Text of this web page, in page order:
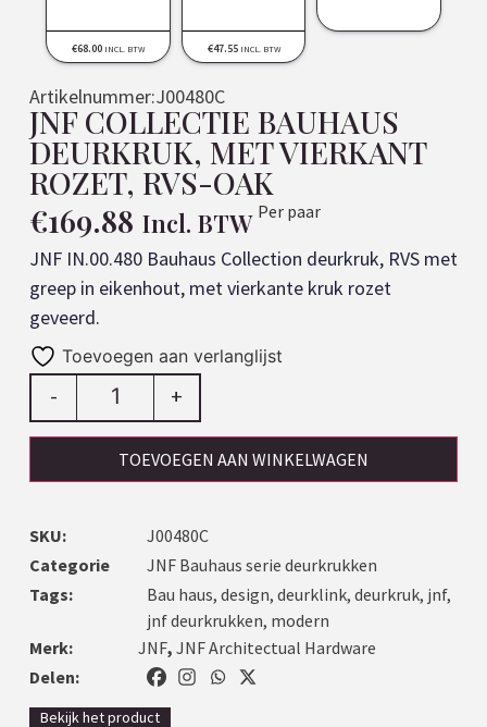
€68.00 INCL. BTW €47.55 INCL. BTW
Artikelnummer:J00480C
JNF COLLECTIE BAUHAUS
DEURKRUK, MET VIERKANT
ROZET, RVS-OAK
€169.88 Incl. BTW Per paar
JNF IN.00.480 Bauhaus Collection deurkruk, RVS met
greep in eikenhout, met vierkante kruk rozet
geveerd.
Toevoegen aan verlanglijst
- +
TOEVOEGEN AAN WINKELWAGEN
SKU:
J00480C
Categorie
JNF Bauhaus serie deurkrukken
Tags:
Bau haus, design, deurklink, deurkruk, jnf,
jnf deurkrukken, modern
Merk:
JNF, JNF Architectual Hardware
Delen:
Bekijk het product